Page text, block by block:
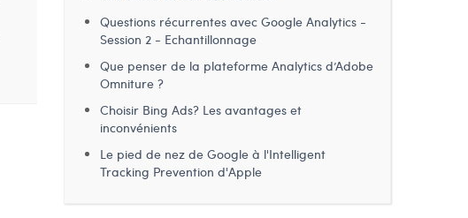
Questions récurrentes avec Google Analytics -
Session 2 - Echantillonnage
Que penser de la plateforme Analytics d’Adobe
Omniture ?
Choisir Bing Ads? Les avantages et
inconvénients
Le pied de nez de Google à l'Intelligent
Tracking Prevention d'Apple